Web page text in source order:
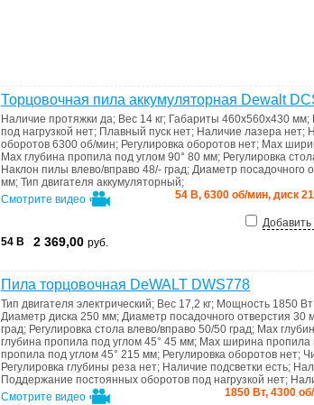
Торцовочная пила аккумуляторная Dewalt
Наличие протяжки да; Вес 14 кг; Габариты 460x560x430 мм;
под нагрузкой нет; Плавный пуск нет; Наличие лазера нет;
оборотов 6300 об/мин; Регулировка оборотов нет; Max
Max глубина пропила под углом 90° 80 мм; Регулировка
Наклон пилы влево/вправо 48/- град; Диаметр посадочного
мм; Тип двигателя аккумуляторный;
54 В, 6300 об/мин, диск
Смотрите видео
54 В
2 369,00 руб.
Пила торцовочная DeWALT DWS778
Тип двигателя электрический; Вес 17,2 кг; Мощность 1850 Вт
Диаметр диска 250 мм; Диаметр посадочного отверстия 30
град; Регулировка стола влево/вправо 50/50 град; Max
глубина пропила под углом 45° 45 мм; Max ширина пропила
пропила под углом 45° 215 мм; Регулировка оборотов нет;
Регулировка глубины реза нет; Наличие подсветки есть;
Поддержание постоянных оборотов под нагрузкой нет;
1850 Вт, 4300
Смотрите видео